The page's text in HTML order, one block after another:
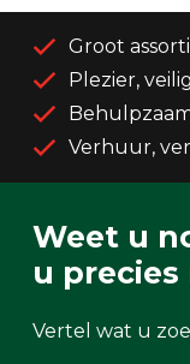
Groot
Plezier,
Verhuur,
Weet u
u
Vertel wat u